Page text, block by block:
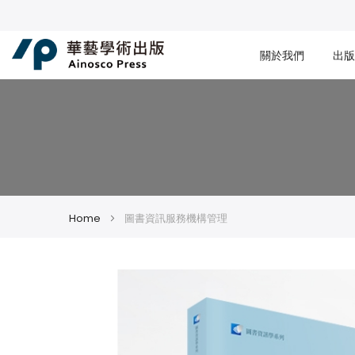
關於我們 出
Home 圖書資訊服務機構管理